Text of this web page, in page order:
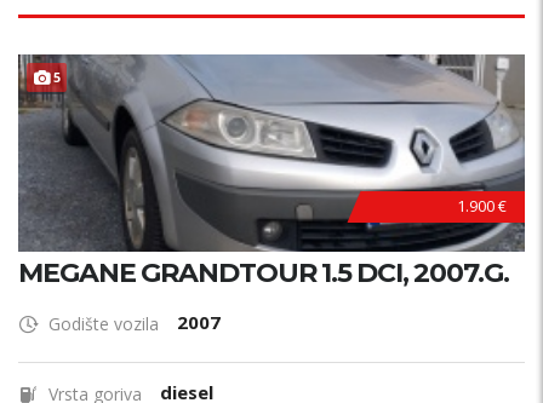
5
1.900 €
MEGANE GRANDTOUR 1.5 DCI, 2007.G.
Godište vozila 2007
Vrsta goriva diesel